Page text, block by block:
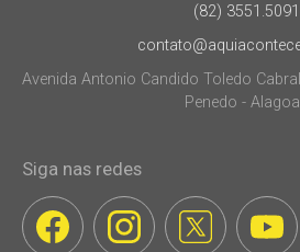
(82) 3551.5091
Avenida Antonio Candido Toledo
Penedo -
Siga nas redes